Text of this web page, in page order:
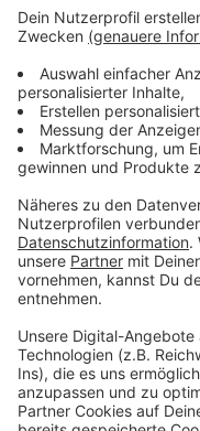
Unsere DEG-
Die Tabelle der DEL
DEG-Legenden
Die Eishockey-WM
Anzeige
Folge uns für
Anzeige